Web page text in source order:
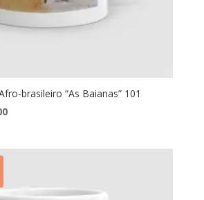
brasileiro “As Baianas” 101
O